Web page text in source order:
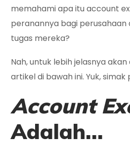
memahami apa itu account
peranannya bagi perusahaan
tugas mereka?
Nah, untuk lebih jelasnya
artikel di bawah ini. Yuk,
Account
Adalah…